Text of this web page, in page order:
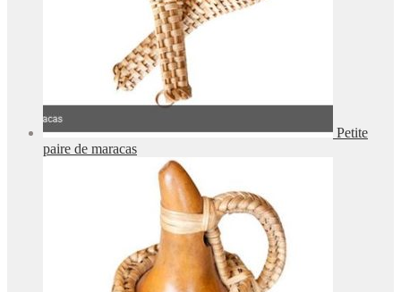
Petite
paire de maracas